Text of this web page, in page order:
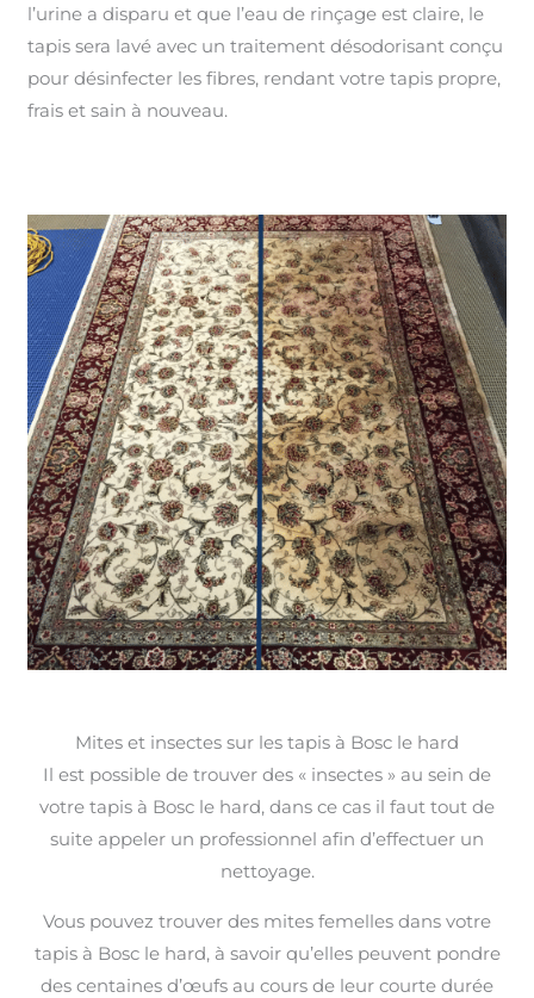
l’urine a disparu et que l’eau de rinçage est claire, le
tapis sera lavé avec un traitement désodorisant conçu
pour désinfecter les fibres, rendant votre tapis propre,
frais et sain à nouveau.
Mites et insectes sur les tapis à Bosc le hard
Il est possible de trouver des « insectes » au sein de
votre tapis à Bosc le hard, dans ce cas il faut tout de
suite appeler un professionnel afin d’effectuer un
nettoyage.
Vous pouvez trouver des mites femelles dans votre
tapis à Bosc le hard, à savoir qu’elles peuvent pondre
des centaines d’œufs au cours de leur courte durée